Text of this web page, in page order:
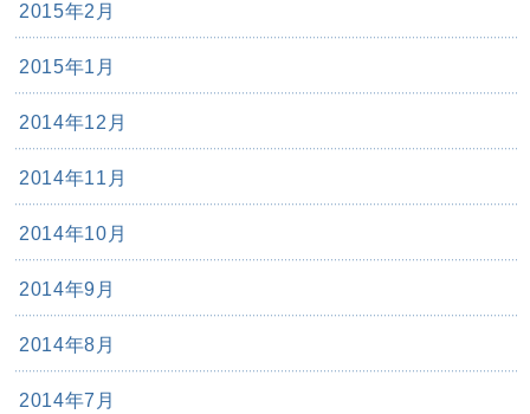
2015年2月
2015年1月
2014年12月
2014年11月
2014年10月
2014年9月
2014年8月
2014年7月